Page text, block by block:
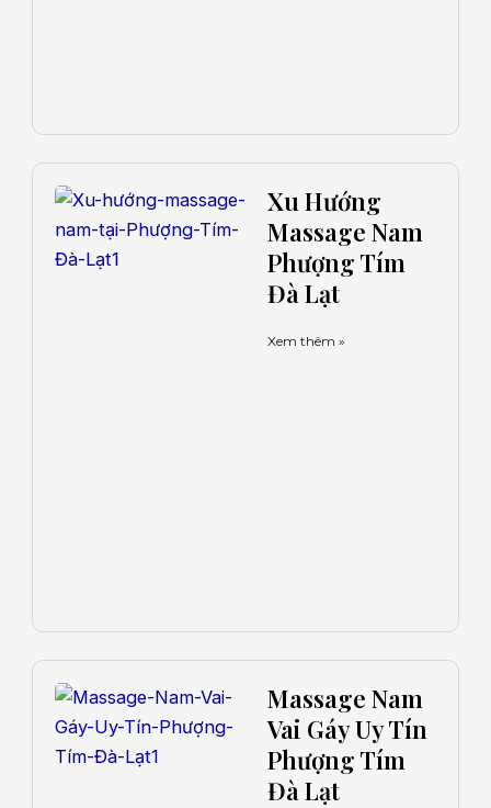
Xu Hướng
Massage Nam
Phượng Tím
Đà Lạt
Xem thêm »
Massage Nam
Vai Gáy Uy Tín
Phượng Tím
Đà Lạt